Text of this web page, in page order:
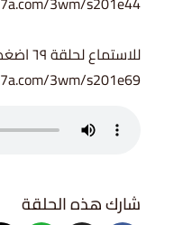
للاستماع لحلقة ٦٩ اضغط
3wm/s201e69/